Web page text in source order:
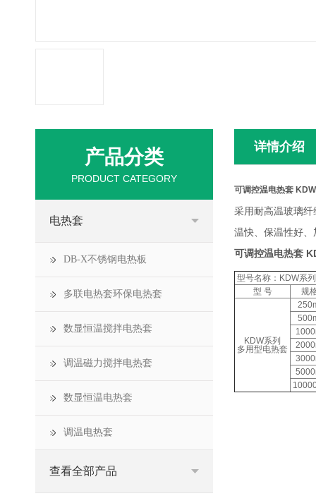
详情介绍
可调控温电热套
采用耐高温玻璃
温快、保温性好
可调控温电热套
型号名称：KDW系
型 号
规
KDW系列
多用型电热套
产品分类
PRODUCT CATEGORY
电热套
DB-X不锈钢电热板
多联电热套环保电热套
数显恒温搅拌电热套
调温磁力搅拌电热套
数显恒温电热套
调温电热套
查看全部产品